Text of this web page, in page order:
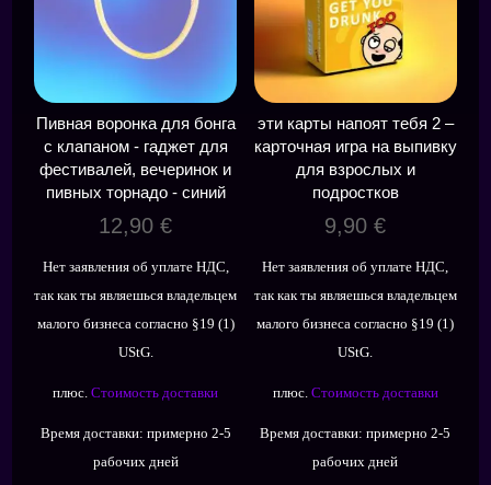
Пивная воронка для бонга
с клапаном - гаджет для
фестивалей, вечеринок и
пивных торнадо - синий
12,90€
Нет заявления об уплате НДС,
так как ты являешься владельцем
малого бизнеса согласно §19 (1)
UStG.
плюс.Стоимость доставки
Время доставки: примерно 2-5
рабочих дней
эти карты напоят тебя 2 –
карточная игра на выпивку
для взрослых и
подростков
9,90€
Нет заявления об уплате НДС,
так как ты являешься владельцем
малого бизнеса согласно §19 (1)
UStG.
плюс. Стоимость доставки
Время доставки:примерно 2-5
рабочих дней